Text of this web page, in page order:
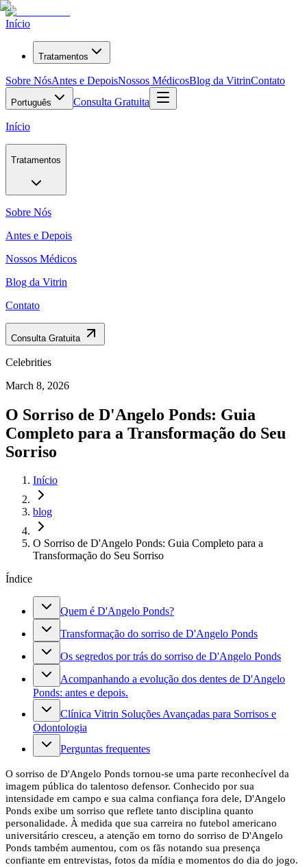
Início
Tratamentos
Sobre NósAntes e DepoisNossos MédicosBlog da VitrinContato
Português Consulta Gratuita
Início
Tratamentos
Sobre Nós
Antes e Depois
Nossos Médicos
Blog da Vitrin
Contato
Consulta Gratuita
Celebrities
March 8, 2026
O Sorriso de D'Angelo Ponds: Guia
Completo para a Transformação do Seu
Sorriso
Início
blog
O Sorriso de D'Angelo Ponds: Guia Completo para a
Transformação do Seu Sorriso
Índice
Quem é D'Angelo Ponds?
Transformação do sorriso de D'Angelo Ponds
Os segredos por trás do sorriso de D'Angelo Ponds
Acompanhando a evolução dos dentes de D'Angelo
Ponds: antes e depois.
Clínica Vitrin Soluções Avançadas para Sorrisos e
Odontologia
Perguntas frequentes
O sorriso de D'Angelo Ponds tornou-se uma parte reconhecível da
imagem pública do talentoso defensor. Conhecido por sua
intensidade em campo e sua calma confiança fora dele, D'Angelo
Ponds exibe um sorriso que reflete tanto disciplina quanto
personalidade. À medida que sua carreira no futebol americano
universitário cresceu, a atenção em torno do sorriso de D'Angelo
Ponds também aumentou, com os fãs notando sua presença
confiante em entrevistas, fotos da mídia e momentos do dia do jogo.